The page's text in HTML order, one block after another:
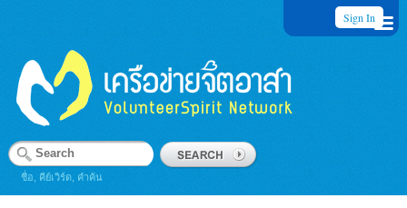
Sign In
ชื่อ, คีย์เวิร์ด, คำค้น